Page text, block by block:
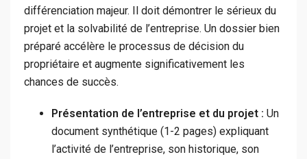
différenciation majeur. Il doit démontrer le sérieux du
projet et la solvabilité de l’entreprise. Un dossier bien
préparé accélère le processus de décision du
propriétaire et augmente significativement les
chances de succès.
Présentation de l’entreprise et du projet : Un
document synthétique (1-2 pages) expliquant
l’activité de l’entreprise, son historique, son